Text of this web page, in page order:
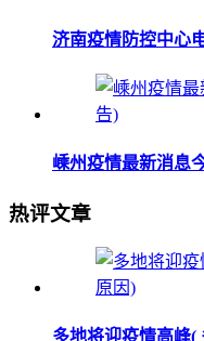
济南疫情防控中心
嵊州疫情最新消息
热评文章
多地将迎疫情高峰(